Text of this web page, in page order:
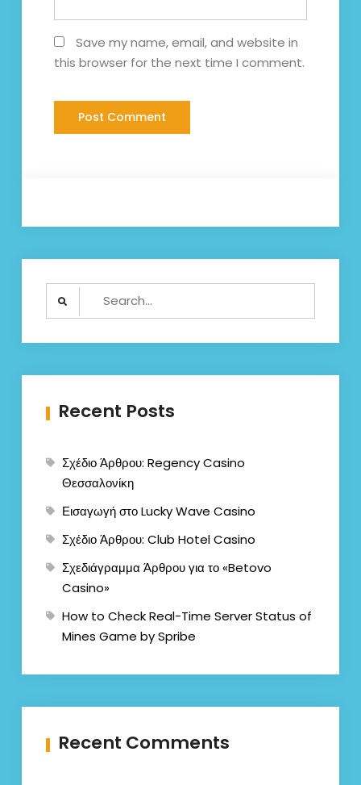
Save my name, email, and website in
this browser for the next time I comment.
Search
Recent Posts
Σχέδιο Άρθρου: Regency Casino
Θεσσαλονίκη
Εισαγωγή στο Lucky Wave Casino
Σχέδιο Άρθρου: Club Hotel Casino
Σχεδιάγραμμα Άρθρου για το «Betovo
Casino»
How to Check Real-Time Server Status of
Mines Game by Spribe
Recent Comments